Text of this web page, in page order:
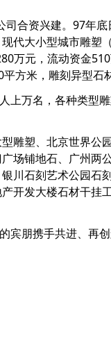
合资兴建。97年底
代大小型城市雕塑
万元，流动资金
方米，雕刻异型石
上万名，各种类型
塑、北京世界公园
场铺地石、广州两
川石刻艺术公园石
开发大楼石材干挂
朋携手共进、再创